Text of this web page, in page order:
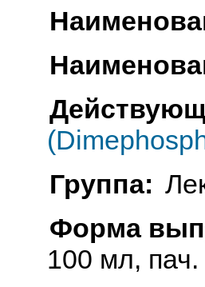
Группа:
Форма
100 мл, пач.